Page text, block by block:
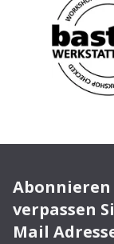
Abonnieren
verpassen
Mail